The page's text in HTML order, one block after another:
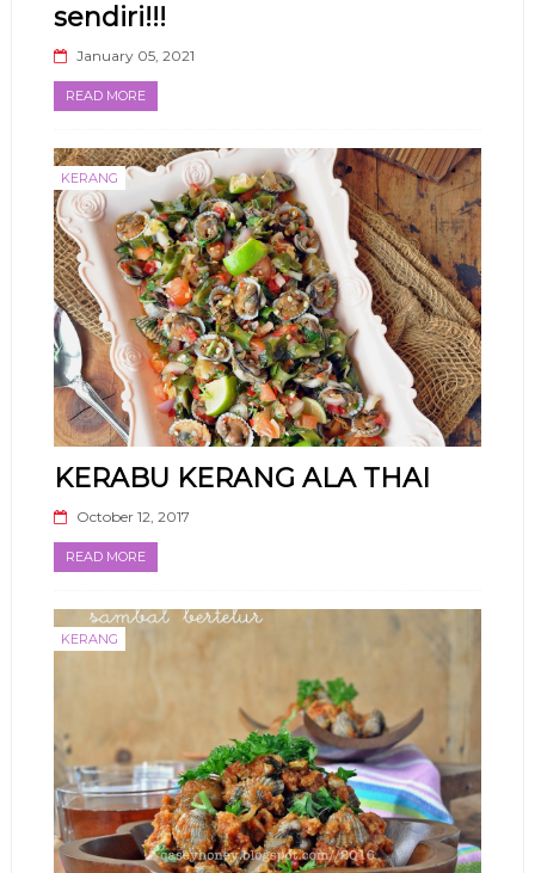
sendiri!!!
January 05, 2021
READ MORE
KERANG
KERABU KERANG ALA THAI
October 12, 2017
READ MORE
KERANG